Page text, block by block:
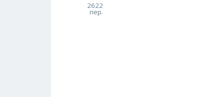
2622
пер.